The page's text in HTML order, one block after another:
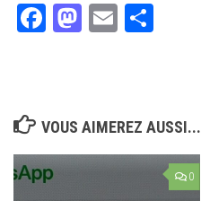
Facebook
Mastodon
Email
VOUS AIMEREZ AUSSI...
0